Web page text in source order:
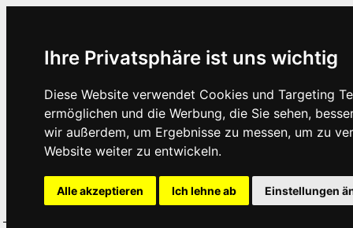
Ihre Privatsphäre ist uns wichtig
Diese Website verwendet Cookies und Targeting
ermöglichen und die Werbung, die Sie sehen,
wir außerdem, um Ergebnisse zu messen, um zu
Website weiter zu entwickeln.
Alle akzeptieren Ich lehne ab Einstellungen